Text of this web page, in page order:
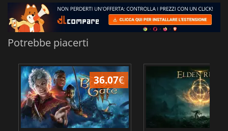
Potrebbe piacerti
36.07€